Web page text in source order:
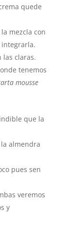
quede
mezcla con
integrarla.
las claras.
tenemos
mousse
que la
almendra
pues sen
veremos
y